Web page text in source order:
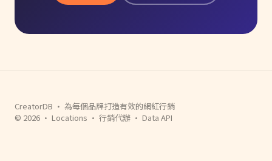
CreatorDB · 為每個品牌打造有效的網紅行銷
© 2026 · Locations · 行銷代辦 · Data API